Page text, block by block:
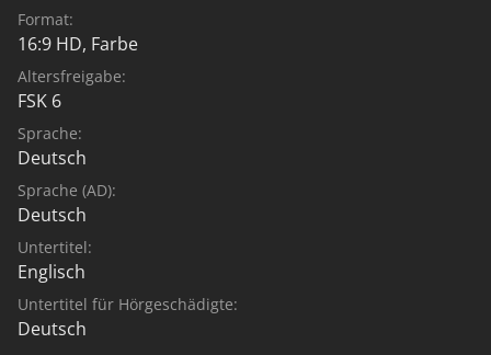
Format:
16:9 HD, Farbe
Altersfreigabe:
FSK 6
Sprache:
Deutsch
Sprache (AD):
Deutsch
Untertitel:
Englisch
Untertitel für Hörgeschädigte:
Deutsch